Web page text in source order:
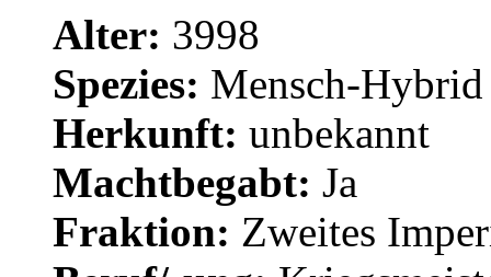
Alter: 3998
Spezies: Mensch-Hybrid
Herkunft: unbekannt
Machtbegabt: Ja
Fraktion: Zweites